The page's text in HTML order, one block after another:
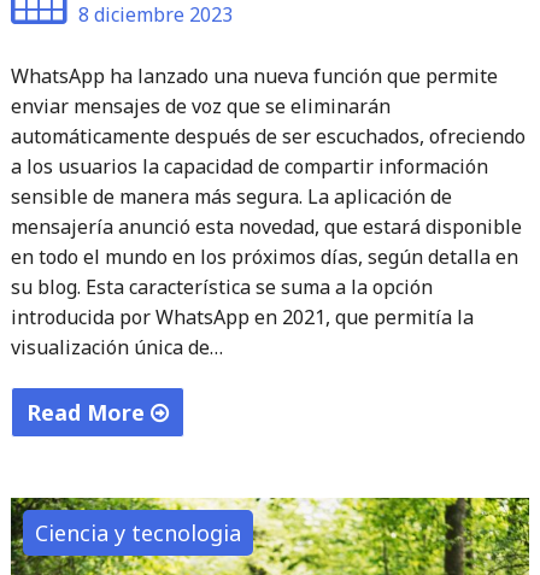
8 diciembre 2023
WhatsApp ha lanzado una nueva función que permite
enviar mensajes de voz que se eliminarán
automáticamente después de ser escuchados, ofreciendo
a los usuarios la capacidad de compartir información
sensible de manera más segura. La aplicación de
mensajería anunció esta novedad, que estará disponible
en todo el mundo en los próximos días, según detalla en
su blog. Esta característica se suma a la opción
introducida por WhatsApp en 2021, que permitía la
visualización única de…
Read More
opción
de
Ciencia y tecnologia